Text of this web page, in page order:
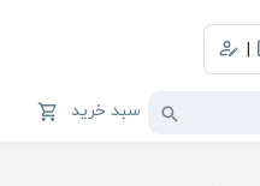
|
سبد خرید